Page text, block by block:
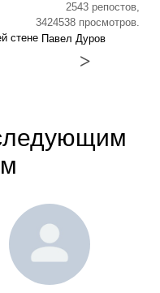
2543 репостов,
3424538 просмотров.
стене Павел Дуров
>